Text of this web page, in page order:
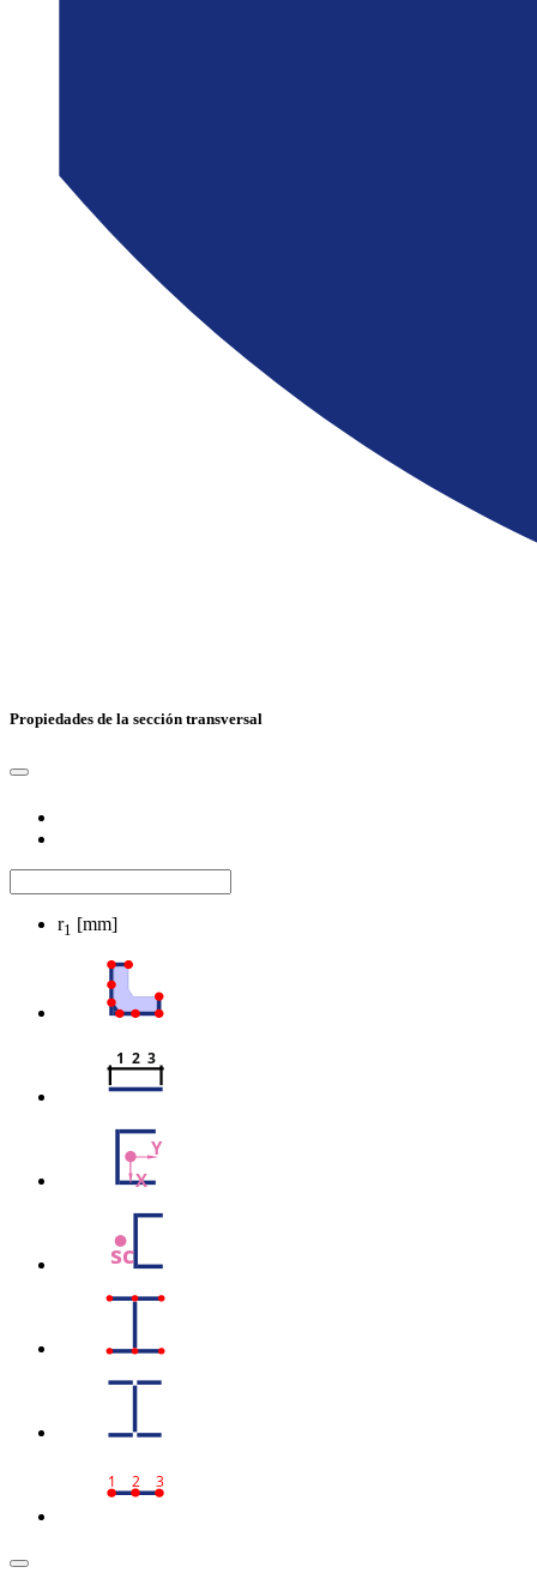
Propiedades de la sección transversal
r1 [mm]
1  2  3
Y
X
sc
1 2 3